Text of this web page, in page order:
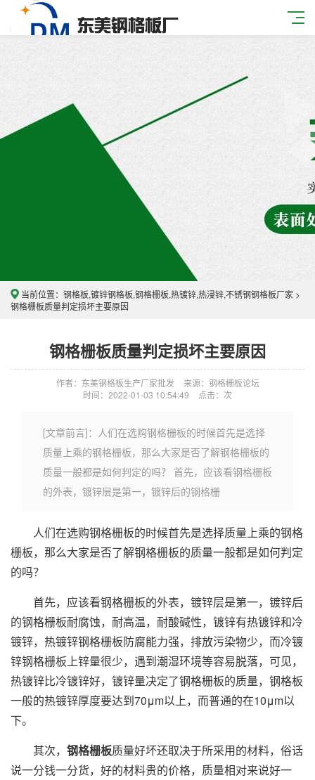
当前位置： 钢格板,镀锌钢格板,钢格栅板,热镀锌,热浸锌,不锈钢钢格板厂家 >
钢格栅板质量判定损坏主要原因
钢格栅板质量判定损坏主要原因
作者：东美钢格板生产厂家批发
来源：钢格栅板论坛
时间：2022-01-03 10:54:49
点击： 次
[文章前言]：人们在选购钢格栅板的时候首先是选择
质量上乘的钢格栅板，那么大家是否了解钢格栅板的
质量一般都是如何判定的吗？ 首先，应该看钢格栅板
的外表，镀锌层是第一，镀锌后的钢格栅
人们在选购钢格栅板的时候首先是选择质量上乘的钢格
栅板，那么大家是否了解钢格栅板的质量一般都是如何判定
的吗？
首先，应该看钢格栅板的外表，镀锌层是第一，镀锌后
的钢格栅板耐腐蚀，耐高温，耐酸碱性，镀锌有热镀锌和冷
镀锌，热镀锌钢格栅板防腐能力强，排放污染物少，而冷镀
锌钢格栅板上锌量很少，遇到潮湿环境等容易脱落，可见，
热镀锌比冷镀锌好，镀锌量决定了钢格栅板的质量，钢格板
一般的热镀锌厚度要达到70μm以上，而普通的在10μm以
下。
其次， 钢格栅板质量好坏还取决于所采用的材料，俗话
说一分钱一分货，好的材料贵的价格，质量相对来说好一